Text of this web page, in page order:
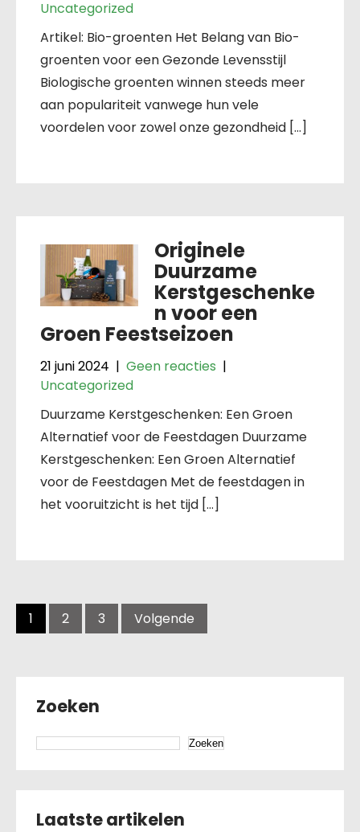
Uncategorized
Artikel: Bio-groenten Het Belang van Bio-
groenten voor een Gezonde Levensstijl
Biologische groenten winnen steeds meer
aan populariteit vanwege hun vele
voordelen voor zowel onze gezondheid […]
Originele
Duurzame
Kerstgeschenke
n voor een
Groen Feestseizoen
21 juni 2024 | Geen reacties |
Uncategorized
Duurzame Kerstgeschenken: Een Groen
Alternatief voor de Feestdagen Duurzame
Kerstgeschenken: Een Groen Alternatief
voor de Feestdagen Met de feestdagen in
het vooruitzicht is het tijd […]
Berichten
navigatie
1 2 3 Volgende
Zoeken
Zoeken
Laatste artikelen